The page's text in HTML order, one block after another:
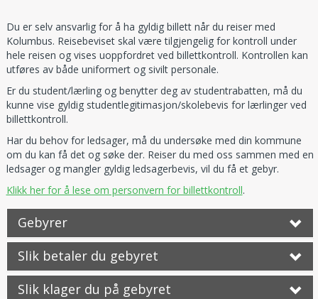
Du er selv ansvarlig for å ha gyldig billett når du reiser med
Kolumbus. Reisebeviset skal være tilgjengelig for kontroll under
hele reisen og vises uoppfordret ved billettkontroll. Kontrollen kan
utføres av både uniformert og sivilt personale.
Er du student/lærling og benytter deg av studentrabatten, må du
kunne vise gyldig studentlegitimasjon/skolebevis for lærlinger ved
billettkontroll.
Har du behov for ledsager, må du undersøke med din kommune
om du kan få det og søke der. Reiser du med oss sammen med en
ledsager og mangler gyldig ledsagerbevis, vil du få et gebyr.
Klikk her for å lese om personvern for billettkontroll.
Gebyrer
Slik betaler du gebyret
Slik klager du på gebyret